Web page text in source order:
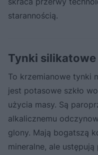
starannością.
Tynki silikatowe
To krzemianowe tynki
jest potasowe szkło
użycia masy. Są
alkalicznemu
glony. Mają bogatszą
mineralne, ale